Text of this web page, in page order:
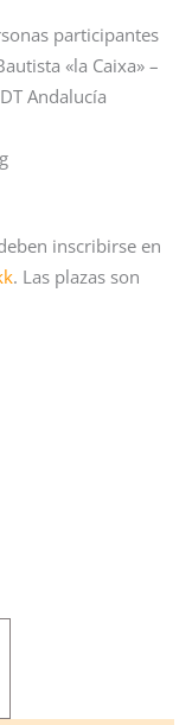
participantes
«la Caixa» –
Andalucía
inscribirse en
. Las plazas son